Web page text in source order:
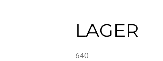
LAGER
640